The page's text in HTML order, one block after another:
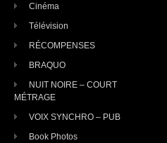
Cinéma
Télévision
RÉCOMPENSES
BRAQUO
NUIT NOIRE – COURT
MÉTRAGE
VOIX SYNCHRO – PUB
Book Photos